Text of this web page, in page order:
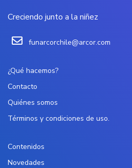
Creciendo junto a la niñez
funarcorchile@arcor.com
¿Qué hacemos?
Contacto
Quiénes somos
Términos y condiciones de uso.
Contenidos
Novedades